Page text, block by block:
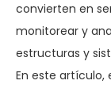
convierten en
monitorear y
estructuras y
En este artículo,